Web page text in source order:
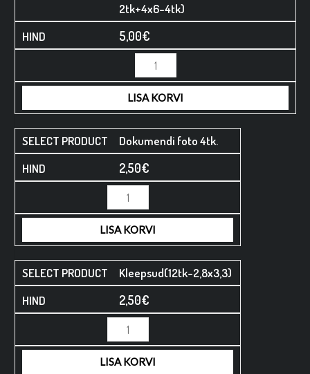
2tk+4x6-4tk)
5,00€
Minus
Quantity
Minus
QuantityQuantity
Quantity
LISA KORVI
Dokumendi foto 4tk.
2,50€
LISA KORVI
Kleepsud(12tk-2,8x3,3)
2,50€
LISA KORVI